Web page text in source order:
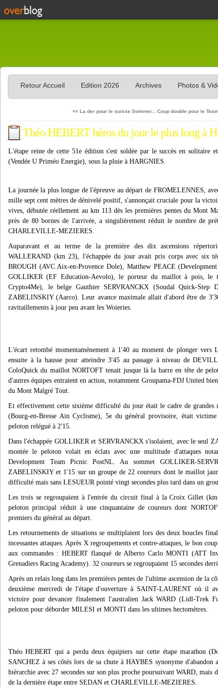
Retour Accueil Edition 2026 Archives Photos &
<< La der pour le suisse Sommer... Coup double pour le
Théo HEBERT héros du jour le plus long à
L'étape reine de cette 51e édition s'est soldée par le succès en solitaire
(Vendée U Priméo Energie), sous la pluie à HARGNIES.
La journée la plus longue de l'épreuve au départ de FROMELENNES,
mille sept cent mètres de dénivelé positif, s'annonçait cruciale pour la
vives, débutée réellement au km 113 dès les premières pentes du Mont
près de 80 bornes de l'arrivée, a singulièrement réduit le nombre de
CHARLEVILLE-MEZIERES.
Auparavant et au terme de la première des dix ascensions
WALLERAND (km 23), l'échappée du jour avait pris corps avec six
BROUGH (AVC Aix-en-Provence Dole), Matthew PEACE
GOLLIKER (EF Education-Aevolo), le porteur du maillot à pois, le
Crypto4Me), le belge Gauthier SERVRANCKX (Soudal Quick-Step
ZABELINSKIY (Aarco). Leur avance maximale allait d'abord être de
ravitaillements à jour peu avant les Woieries.
L'écart retombé momentaménement à 1'40 au moment de plonger vers
ensuite à la hausse pour atteindre 3'45 au passage à niveau de
ColoQuick du maillot NORTOFT tenait jusque là la barre en tête de
d'autres équipes entraient en action, notamment Groupama-FDJ United
du Mont Malgré Tout.
Et effectivement cette sixième difficulté du jour était le cadre de grandes
(Bourg-en-Bresse Ain Cyclisme), 5e du général provisoire, était
peloton relégué à 2'15.
Dans l'échappée GOLLIKER et SERVRANCKX s'isolaient, avec le seul
montée le peloton volait en éclats avec une multitude d'attaques
Development Team Picnic PostNL. Au sommet GOLLIKER-
ZABELINSKIY et 1'15 sur un groupe de 22 coureurs dont le maillot
difficulté mais sans LESUEUR pointé vingt secondes plus tard dans un
Les trois se regroupaient à l'entrée du circuit final à la Croix Gillet
peloton principal réduit à une cinquantaine de coureurs dont
premiers du général au départ.
Les retournements de situations se multiplaient lors des deux boucles
incessantes attaques. Après X regroupements et contre-attaques, le bon
aux commandes : HEBERT flanqué de Alberto Carlo MONTI (ATT
Grenadiers Racing Academy). 32 coureurs se regroupaient 15 secondes
Après un relais long dans les premières pentes de l'ultime ascension de la
deuxième mercredi de l'étape d'ouverture à SAINT-LAURENT où il
victoire pour devancer finalement l'australien Jack WARD (Lidl-Trek
peloton pour déborder MILESI et MONTI dans les ultimes hectomètres.
Théo HEBERT qui a perdu deux équipiers sur cette étape marathon
SANCHEZ à ses côtés lors de sa chute à HAYBES synonyme
hiérarchie avec 27 secondes sur son plus proche poursuivant WARD, mais
de la dernière étape entre SEDAN et CHARLEVILLE-MEZIERES.